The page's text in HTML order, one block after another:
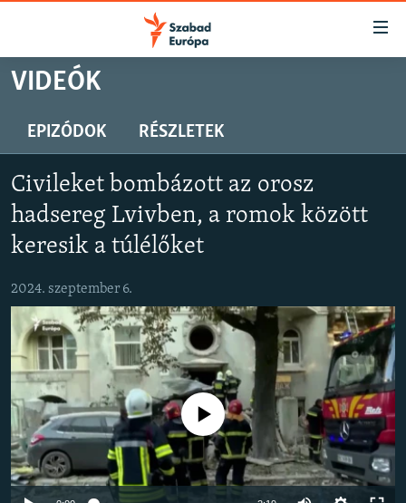
Akadálymentes
Ugrás
oldalra
tartalomjegyzékre
Ugrás
AKTUÁLIS
VIDEÓK
ELEMZŐ
SZABADON
TÁRSADALOM
DEMOKRÁCIA
A PÉNZ NYOMÁBAN
EURÓPAI UNIÓ
VILÁG
KLÍMAVÁLTOZÁS
VIDEÓK
EPIZÓDOK RÉSZLETEK
Civileket bombázott az orosz
hadsereg Lvivben, a romok között
keresik a túlélőket
2024. szeptember 6.
Jelenleg nincs elérhető tartalom